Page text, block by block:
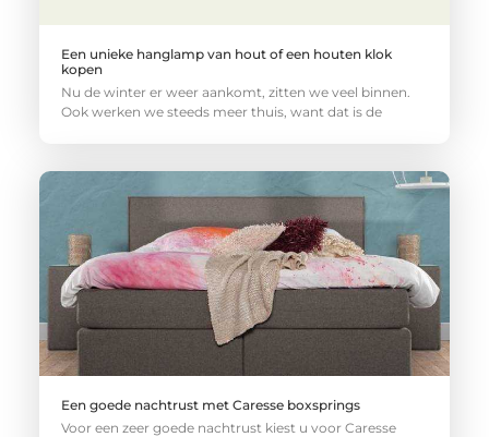
Een unieke hanglamp van hout of een houten klok
kopen
Nu de winter er weer aankomt, zitten we veel binnen.
Ook werken we steeds meer thuis, want dat is de
Een goede nachtrust met Caresse boxsprings
Voor een zeer goede nachtrust kiest u voor Caresse